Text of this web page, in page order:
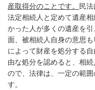
産取得分のことです。
民
法定相続人と定めて遺産
かった人が多くの遺産を
面、被相続人自身の意思
によって財産を処分する
由な処分を認めると、相
ので、法律は、一定の範
す。